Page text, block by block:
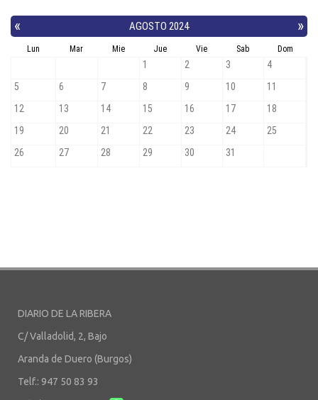
DIARIO DE LA RIBERA
C/ Valladolid, 2, Bajo
Aranda de Duero (Burgos)
Telf.: 947 50 83 93